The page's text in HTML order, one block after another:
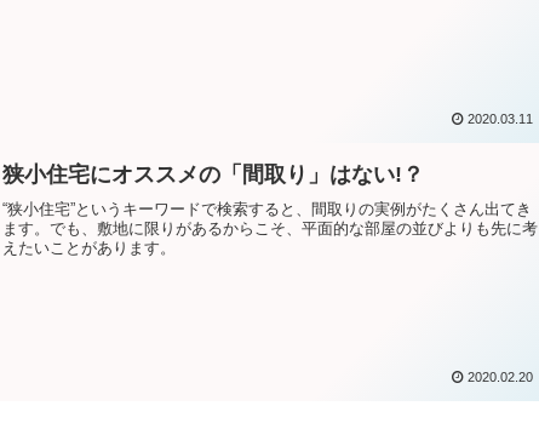
2020.03.11
狭小住宅にオススメの「間取り」はない!？
“狭小住宅”というキーワードで検索すると、間取りの実例がたくさん出てき
ます。でも、敷地に限りがあるからこそ、平面的な部屋の並びよりも先に考
えたいことがあります。
2020.02.20